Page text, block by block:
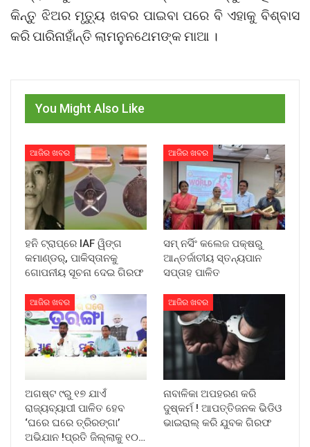
କିନ୍ତୁ ଝିଅର ମୃତ୍ୟୁ ଖବର ପାଇବା ପରେ ବି ଏହାକୁ ବିଶ୍ବାସ
କରି ପାରିନାହାଁନ୍ତି ଲାମନୁନଥେମଙ୍କ ମାଆ ।
You Might Also Like
ଆଜିର ଖବର
ହନି ଟ୍ରାପ୍‌ରେ IAF ୱିଙ୍ଗ
କମାଣ୍ଡର୍, ପାକିସ୍ତାନକୁ
ଗୋପନୀୟ ସୂଚନା ଦେଇ ଗିରଫ
ଆଜିର ଖବର
ସମ୍ ନର୍ସିଂ କଲେଜ ପକ୍ଷରୁ
ଆନ୍ତର୍ଜାତୀୟ ସ୍ତନ୍ୟପାନ
ସପ୍ତାହ ପାଳିତ
ଆଜିର ଖବର
ଅଗଷ୍ଟ ୯ରୁ ୧୭ ଯାଏଁ
ରାଜ୍ୟବ୍ୟାପୀ ପାଳିତ ହେବ
‘ଘରେ ଘରେ ତ୍ରିରଙ୍ଗା’
ଅଭିଯାନ !ପ୍ରତି ଜିଲ୍ଲାକୁ ୧୦…
ଆଜିର ଖବର
ନାବାଳିକା ଅପହରଣ କରି
ଦୁଷ୍କର୍ମ ! ଆପତ୍ତିଜନକ ଭିଡିଓ
ଭାଇରାଲ୍ କରି ଯୁବକ ଗିରଫ